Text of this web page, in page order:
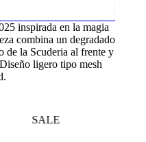
inspirada en la magia
combina un degradado
de la Scuderia al frente y
ligero tipo mesh
SALE